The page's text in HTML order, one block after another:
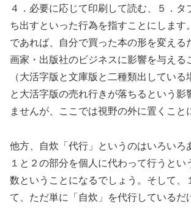
４．必要に応じて印刷して読む、５．タ
ち出すといった行為を指すことにします
であれば、自分で買った本の形を変える
画家・出版社のビジネスに影響を与える
（大活字版と文庫版と二種類出している
と大活字版の売れ行きが落ちるという影
ませんが、ここでは視野の外に置くこと
他方、自炊「代行」というのはいろいろ
１と２の部分を個人に代わって行うとい
数ということになるでしょう。そして、
て、ただ単に「自炊」を代行しているだ